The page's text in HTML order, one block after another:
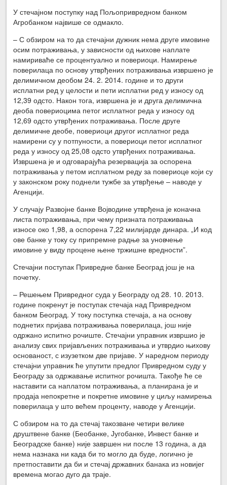
У стечајном поступку над Пољопривредном банком
Агробанком највише се одмакло.
– С обзиром на то да стечајни дужник нема друге имовине
осим потраживања, у зависности од њихове наплате
намириваће се процентуално и повериоци. Намирење
поверилаца по основу утврђених потраживања извршено је
делимичном деобом 24. 2. 2014. године и то други
исплатни ред у целости и пети исплатни ред у износу од
12,39 одсто. Након тога, извршена је и друга делимична
деоба повериоцима петог исплатног реда у износу од
12,69 одсто утврђених потраживања. После друге
делимичне деобе, повериоци другог исплатног реда
намирени су у потпуности, а повериоци петог исплатног
реда у износу од 25,08 одсто утврђених потраживања.
Извршена је и одговарајућа резервација за оспорена
потраживања у петом исплатном реду за повериоце који су
у законском року поднели тужбе за утврђење – наводе у
Агенцији.
У случају Развојне банке Војводине утврђена је коначна
листа потраживања, при чему призната потраживања
износе око 1,98, а оспорена 7,22 милијарде динара. „И код
ове банке у току су припремне радње за уновчење
имовине у виду процене њене тржишне вредности”.
Стечајни поступак Привредне банке Београд још је на
почетку.
– Решењем Привредног суда у Београду од 28. 10. 2013.
године покренут је поступак стечаја над Привредном
банком Београд. У току поступка стечаја, а на основу
поднетих пријава потраживања поверилаца, још није
одржано испитно рочиште. Стечајни управник извршио је
анализу свих пријављених потраживања и утврдио њихову
основаност, с изузетком две пријаве. У наредном периоду
стечајни управник ће упутити предлог Привредном суду у
Београду за одржавање испитног рочишта. Такође ће се
наставити са наплатом потраживања, а планирана је и
продаја непокретне и покретне имовине у циљу намирења
поверилаца у што већем проценту, наводе у Агенцији.
С обзиром на то да стечај такозване четири велике
друштвене банке (Беобанке, Југобанке, Инвест банке и
Београдске банке) није завршен ни после 13 година, а да
нема назнака ни када би то могло да буде, логично је
претпоставити да би и стечај државних банака из новијег
времена могао дуго да траје.